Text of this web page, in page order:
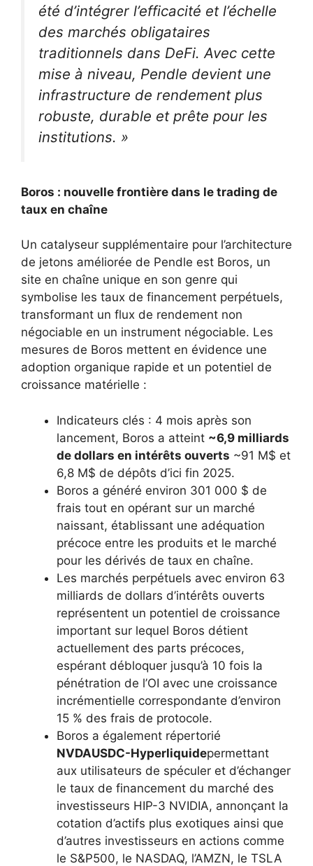
été d’intégrer l’efficacité et l’échelle
des marchés obligataires
traditionnels dans DeFi. Avec cette
mise à niveau, Pendle devient une
infrastructure de rendement plus
robuste, durable et prête pour les
institutions. »
Boros : nouvelle frontière dans le trading de
taux en chaîne
Un catalyseur supplémentaire pour l’architecture
de jetons améliorée de Pendle est Boros, un
site en chaîne unique en son genre qui
symbolise les taux de financement perpétuels,
transformant un flux de rendement non
négociable en un instrument négociable. Les
mesures de Boros mettent en évidence une
adoption organique rapide et un potentiel de
croissance matérielle :
Indicateurs clés : 4 mois après son
lancement, Boros a atteint ~6,9 milliards
de dollars en intérêts ouverts ~91 M$ et
6,8 M$ de dépôts d’ici fin 2025.
Boros a généré environ 301 000 $ de
frais tout en opérant sur un marché
naissant, établissant une adéquation
précoce entre les produits et le marché
pour les dérivés de taux en chaîne.
Les marchés perpétuels avec environ 63
milliards de dollars d’intérêts ouverts
représentent un potentiel de croissance
important sur lequel Boros détient
actuellement des parts précoces,
espérant débloquer jusqu’à 10 fois la
pénétration de l’OI avec une croissance
incrémentielle correspondante d’environ
15 % des frais de protocole.
Boros a également répertorié
NVDAUSDC-Hyperliquidepermettant
aux utilisateurs de spéculer et d’échanger
le taux de financement du marché des
investisseurs HIP-3 NVIDIA, annonçant la
cotation d’actifs plus exotiques ainsi que
d’autres investisseurs en actions comme
le S&P500, le NASDAQ, l’AMZN, le TSLA